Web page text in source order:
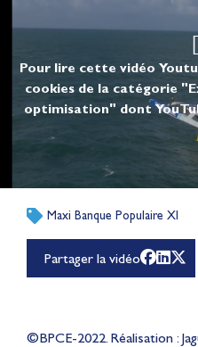
Pour lire cette vidéo
cookies de la catégorie
optimisation" dont
Maxi Banque Populaire XI
Partager la vidéo
©BPCE-2022. Réalisation :